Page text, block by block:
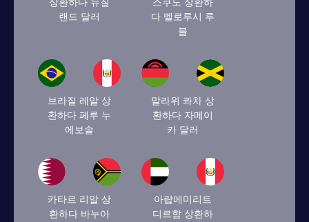
랜드 달러
다 벨로루시 루
블
브라질 레알 상
환하다 페루 누
에보솔
말라위 콰차 상
환하다 자메이
카 달러
카타르 리알 상
환하다 바누아
아랍에미리트
디르함 상환하